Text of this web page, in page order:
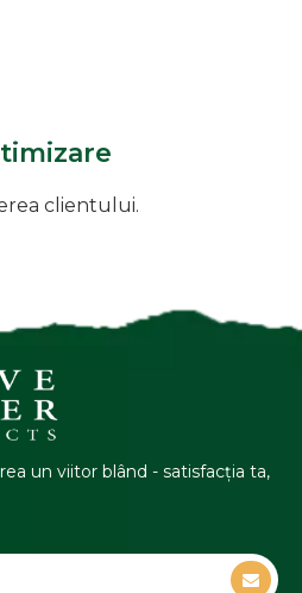
clientului.
un viitor blând - satisfacția ta,